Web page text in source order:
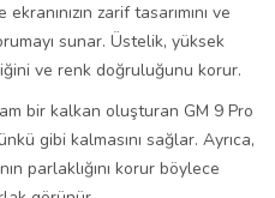
zarif tasarımını ve
sunar. Üstelik, yüksek
ve renk doğruluğunu korur.
bir kalkan oluşturan GM 9 Pro
gibi kalmasını sağlar. Ayrıca,
parlaklığını korur böylece